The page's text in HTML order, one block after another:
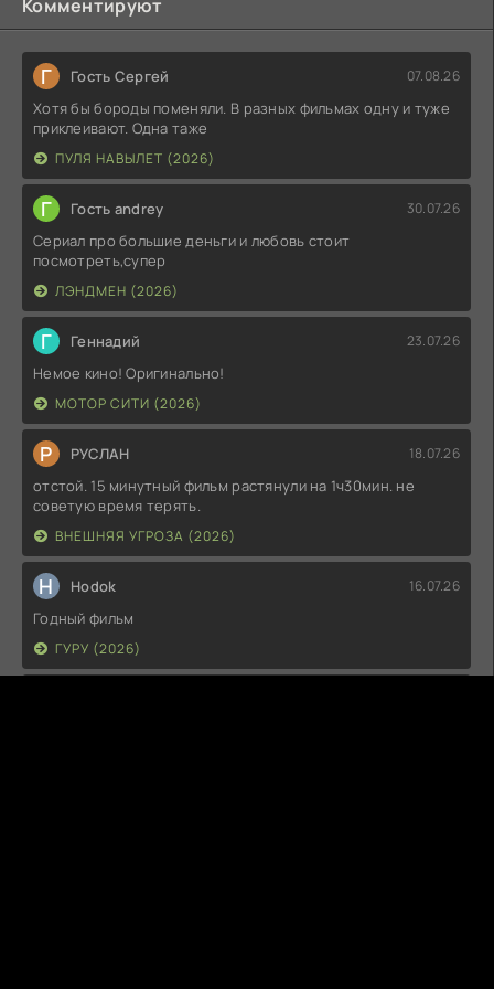
Комментируют
Г Гость Сергей 07.08.26
Хотя бы бороды поменяли. В разных фильмах одну и туже
приклеивают. Одна таже
ПУЛЯ НАВЫЛЕТ (2026)
Г Гость andrey 30.07.26
Сериал про большие деньги и любовь стоит
посмотреть,супер
ЛЭНДМЕН (2026)
Г Геннадий 23.07.26
Немое кино! Оригинально!
МОТОР СИТИ (2026)
Р РУСЛАН 18.07.26
отстой. 15 минутный фильм растянули на 1ч30мин. не
советую время терять.
ВНЕШНЯЯ УГРОЗА (2026)
H Hodok 16.07.26
Годный фильм
ГУРУ (2026)